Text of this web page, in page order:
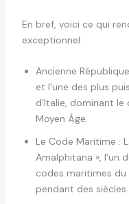
En bref, voici ce qui
exceptionnel :
Ancienne
et l’une des plus
d’Italie, dominant
Moyen Âge.
Le Code Maritime :
Amalphitana », l’un
codes maritimes
pendant des siècles.